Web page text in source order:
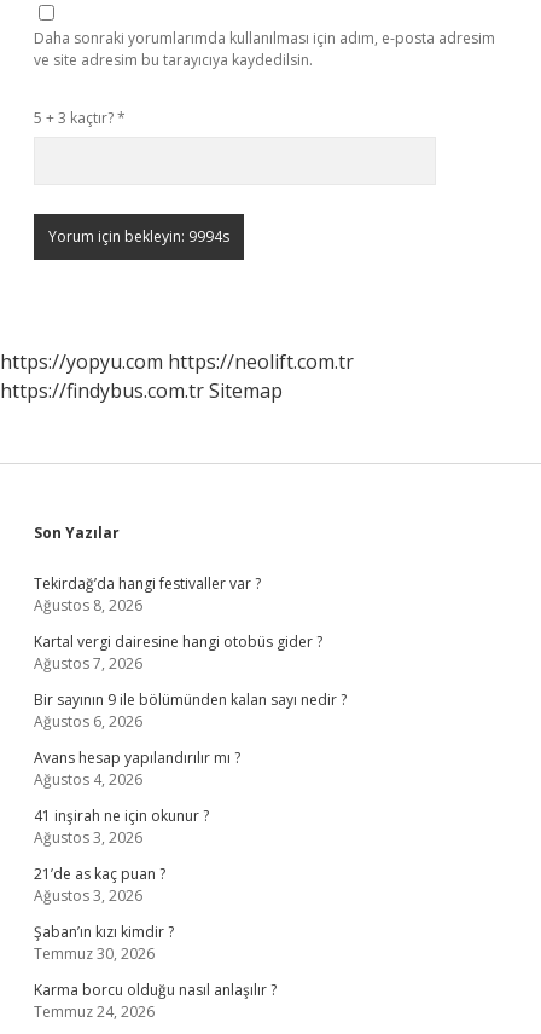
Daha sonraki yorumlarımda kullanılması için adım, e-posta adresim
ve site adresim bu tarayıcıya kaydedilsin.
5 + 3 kaçtır?*
https://yopyu.com https://neolift.com.tr
https://findybus.com.trSitemap
Sidebar
Son Yazılar
Tekirdağ’da hangi festivaller var ?
Ağustos 8, 2026
Kartal vergi dairesine hangi otobüs gider ?
Ağustos 7, 2026
Bir sayının 9 ile bölümünden kalan sayı nedir ?
Ağustos 6, 2026
Avans hesap yapılandırılır mı ?
Ağustos 4, 2026
41 inşirah ne için okunur ?
Ağustos 3, 2026
21’de as kaç puan ?
Ağustos 3, 2026
Şaban’ın kızı kimdir ?
Temmuz 30, 2026
Karma borcu olduğu nasıl anlaşılır ?
Temmuz 24, 2026